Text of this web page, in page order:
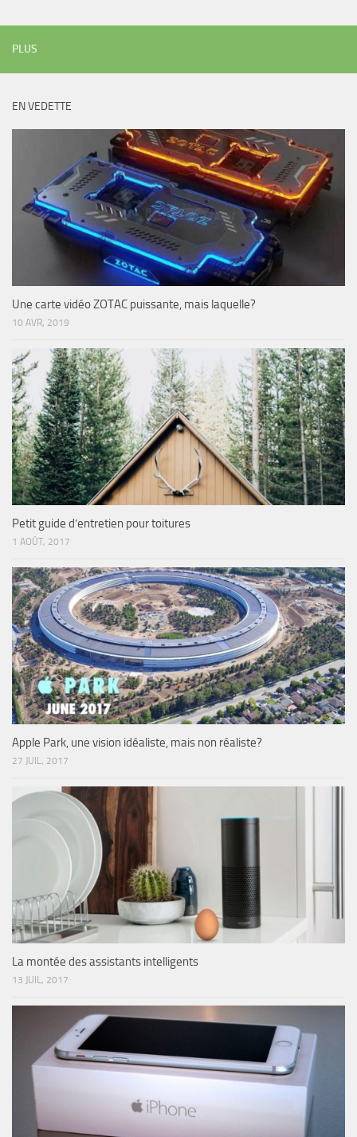
PLUS
EN VEDETTE
Une carte vidéo ZOTAC puissante, mais laquelle?
10 AVR, 2019
Petit guide d’entretien pour toitures
1 AOÛT, 2017
Apple Park, une vision idéaliste, mais non réaliste?
27 JUIL, 2017
La montée des assistants intelligents
13 JUIL, 2017